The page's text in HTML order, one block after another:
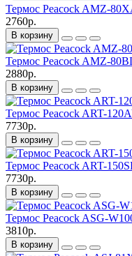
Термос Peacock AMZ-
2760р.
В корзину
Термос Peacock AMZ-
2880р.
В корзину
Термос Peacock ART-
7730р.
В корзину
Термос Peacock ART-
7730р.
В корзину
Термос Peacock ASG-
3810р.
В корзину